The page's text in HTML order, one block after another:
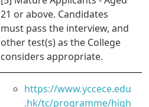
21 or above. Candidates
must pass the interview, and
other test(s) as the College
considers appropriate.
https://www.yccece.edu
.hk/tc/programme/high